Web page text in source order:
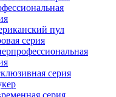
пул
серия
серия
серия